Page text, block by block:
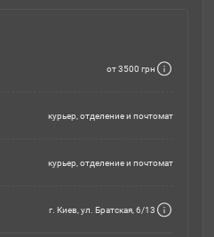
от 3500 грн
курьер, отделение и почтомат
курьер, отделение и почтомат
г. Киев, ул. Братская, 6/13